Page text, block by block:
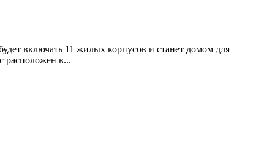
включать 11 жилых корпусов и станет домом для
расположен в...